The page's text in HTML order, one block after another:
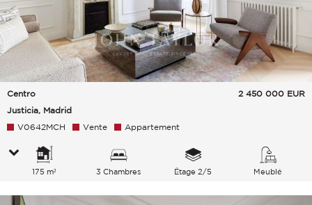
Centro
Justicia, Madrid
2 450 000 EUR
V0642MCH Vente Appartement
175 m² 3 Chambres Étage 2/5 Meublé